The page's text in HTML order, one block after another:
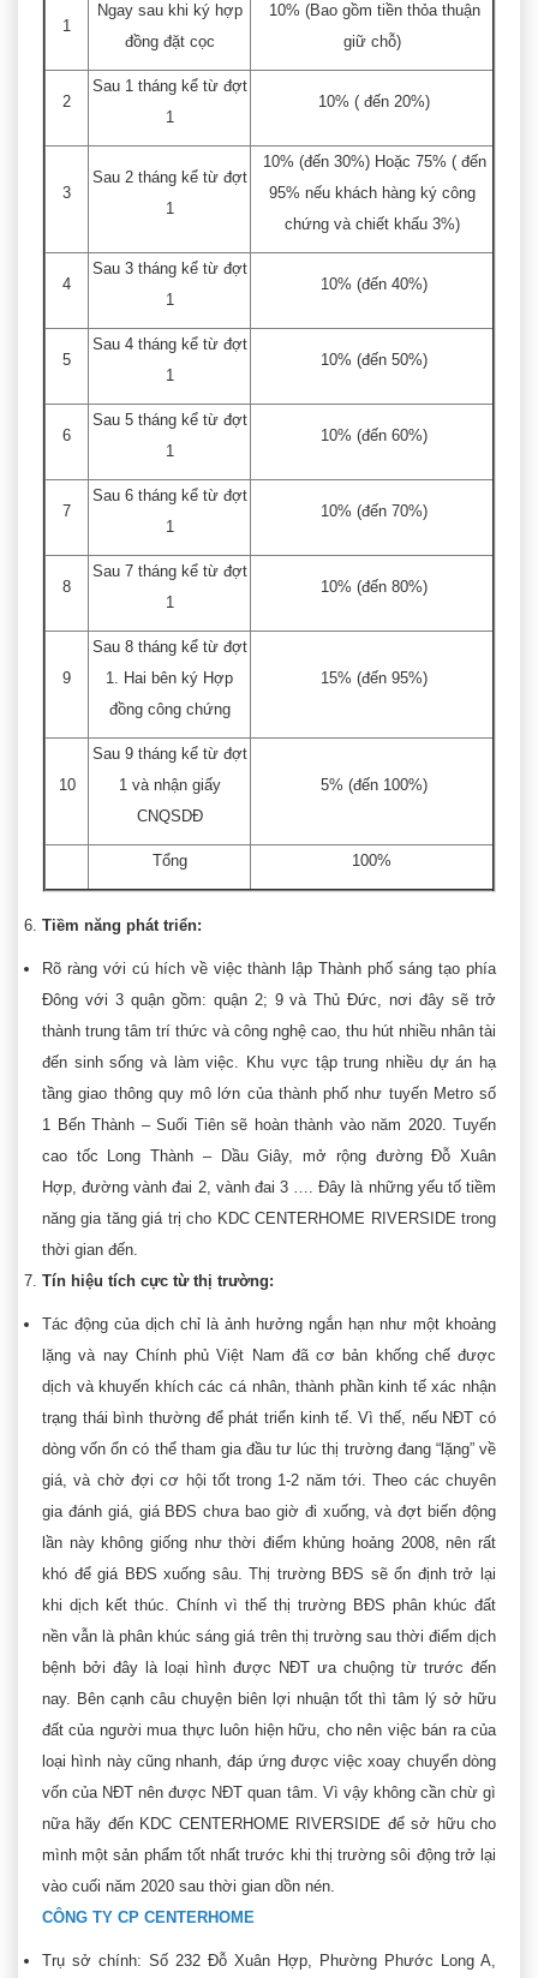
1
Ngay sau khi ký hợp
đồng đặt cọc
10% (Bao gồm tiền thỏa thuận
giữ chỗ)
2
Sau 1 tháng kể từ đợt
1
10% ( đến 20%)
3
Sau 2 tháng kể từ đợt
1
10% (đến 30%) Hoặc 75% ( đến
95% nếu khách hàng ký công
chứng và chiết khấu 3%)
4
Sau 3 tháng kể từ đợt
1
10% (đến 40%)
5
Sau 4 tháng kể từ đợt
1
10% (đến 50%)
6
Sau 5 tháng kể từ đợt
1
10% (đến 60%)
7
Sau 6 tháng kể từ đợt
1
10% (đến 70%)
8
Sau 7 tháng kể từ đợt
1
10% (đến 80%)
9
Sau 8 tháng kể từ đợt
1. Hai bên ký Hợp
đồng công chứng
15% (đến 95%)
10
Sau 9 tháng kể từ đợt
1 và nhận giấy
CNQSDĐ
5% (đến 100%)
Tổng 100%
Tiềm năng phát triển:
Rõ ràng với cú hích về việc thành lập Thành phố sáng tạo phía
Đông với 3 quận gồm: quận 2; 9 và Thủ Đức, nơi đây sẽ trở
thành trung tâm trí thức và công nghệ cao, thu hút nhiều nhân tài
đến sinh sống và làm việc. Khu vực tập trung nhiều dự án hạ
tầng giao thông quy mô lớn của thành phố như tuyến Metro số
1 Bến Thành – Suối Tiên sẽ hoàn thành vào năm 2020. Tuyến
cao tốc Long Thành – Dầu Giây, mở rộng đường Đỗ Xuân
Hợp, đường vành đai 2, vành đai 3 …. Đây là những yếu tố tiềm
năng gia tăng giá trị cho KDC CENTERHOME RIVERSIDE trong
thời gian đến.
Tín hiệu tích cực từ thị trường:
Tác động của dịch chỉ là ảnh hưởng ngắn hạn như một khoảng
lặng và nay Chính phủ Việt Nam đã cơ bản khống chế được
dịch và khuyến khích các cá nhân, thành phần kinh tế xác nhận
trạng thái bình thường để phát triển kinh tế. Vì thế, nếu NĐT có
dòng vốn ổn có thể tham gia đầu tư lúc thị trường đang “lặng” về
giá, và chờ đợi cơ hội tốt trong 1-2 năm tới. Theo các chuyên
gia đánh giá, giá BĐS chưa bao giờ đi xuống, và đợt biến động
lần này không giống như thời điểm khủng hoảng 2008, nên rất
khó để giá BĐS xuống sâu. Thị trường BĐS sẽ ổn định trở lại
khi dịch kết thúc. Chính vì thế thị trường BĐS phân khúc đất
nền vẫn là phân khúc sáng giá trên thị trường sau thời điểm dịch
bệnh bởi đây là loại hình được NĐT ưa chuộng từ trước đến
nay. Bên cạnh câu chuyện biên lợi nhuận tốt thì tâm lý sở hữu
đất của người mua thực luôn hiện hữu, cho nên việc bán ra của
loại hình này cũng nhanh, đáp ứng được việc xoay chuyển dòng
vốn của NĐT nên được NĐT quan tâm. Vì vậy không cần chừ gì
nữa hãy đến KDC CENTERHOME RIVERSIDE để sở hữu cho
mình một sản phẩm tốt nhất trước khi thị trường sôi động trở lại
vào cuối năm 2020 sau thời gian dồn nén.
CÔNG TY CP CENTERHOME
Trụ sở chính: Số 232 Đỗ Xuân Hợp, Phường Phước Long A,